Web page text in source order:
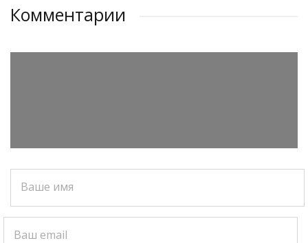
Комментарии
Ваше имя
Ваш email